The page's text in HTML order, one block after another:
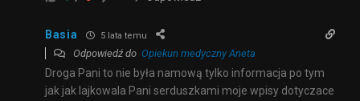
Basia 5 lata temu
Odpowiedź do Opiekun medyczny Aneta
Droga Pani to nie była namową tylko informacja po tym
jak jak lajkowala Pani serduszkami moje wpisy dotyczace